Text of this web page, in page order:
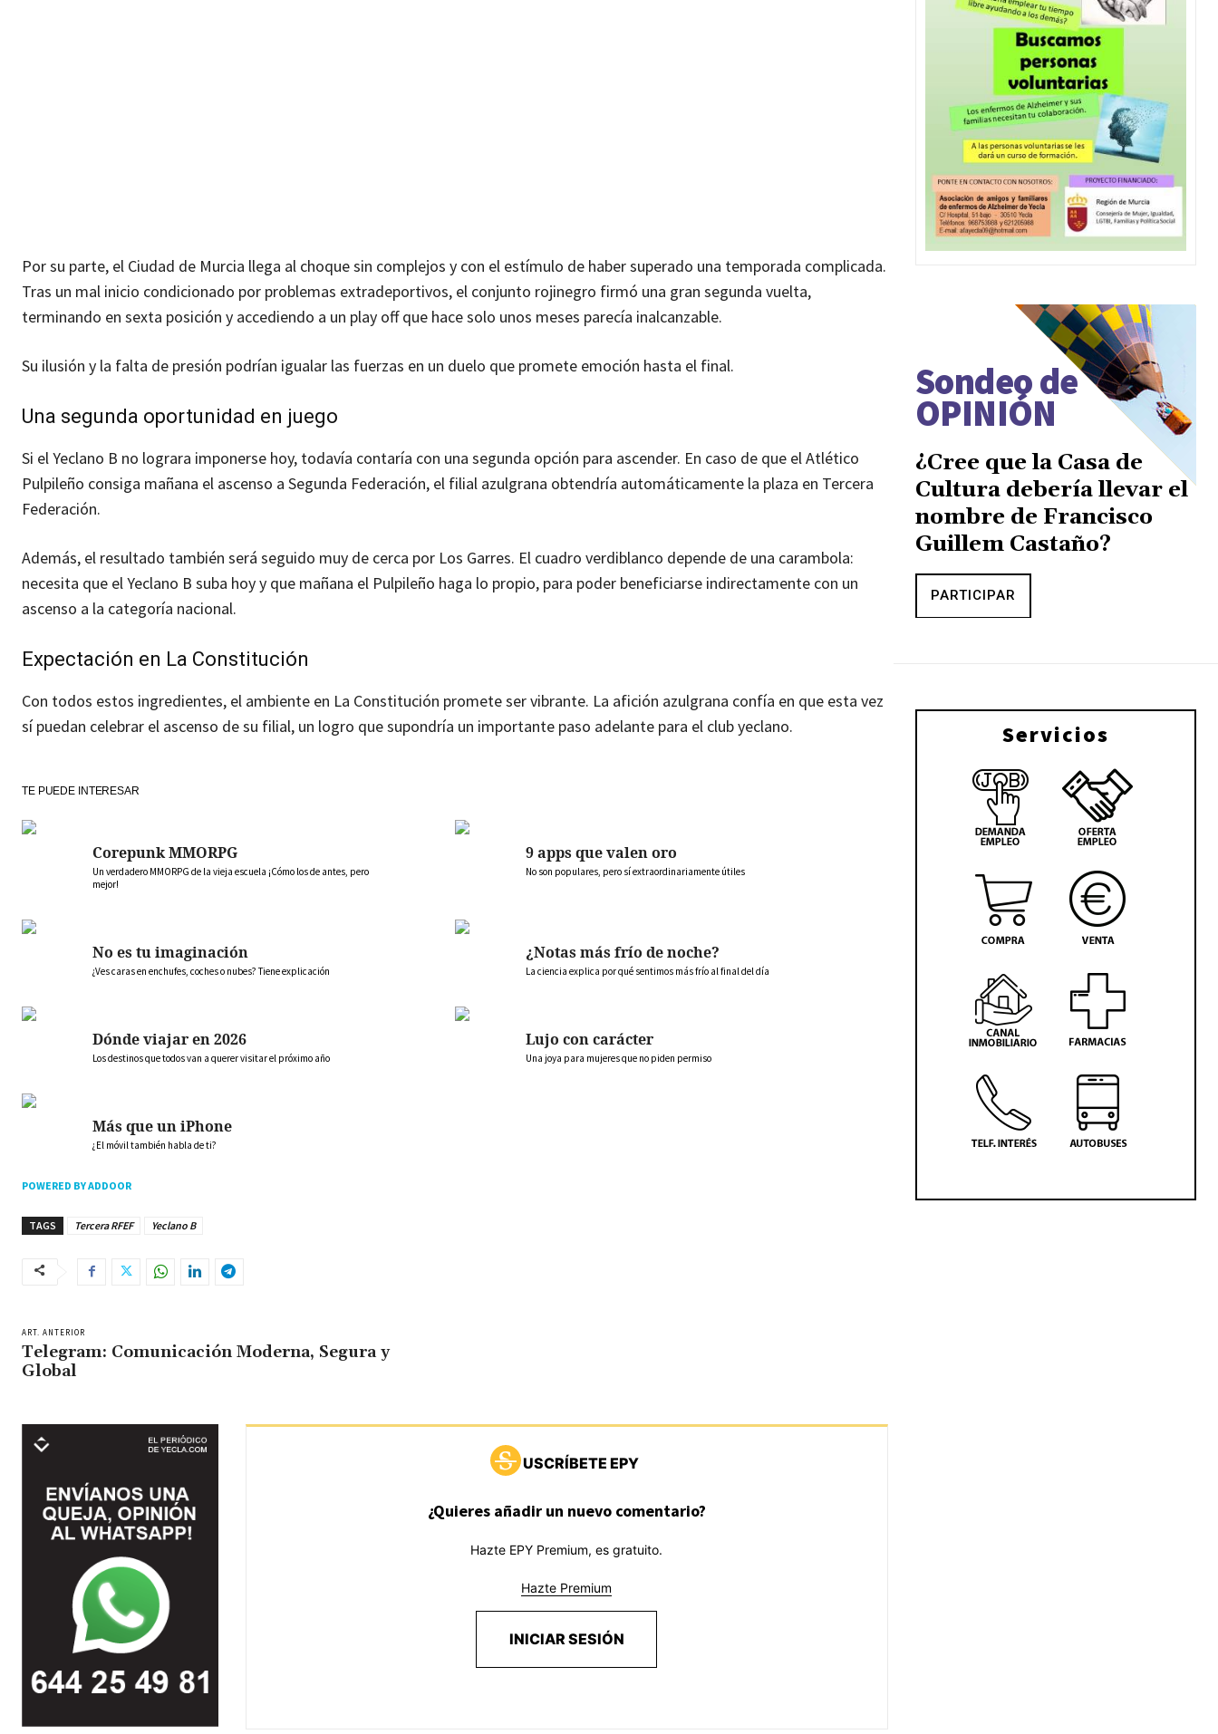
Por su parte, el Ciudad de Murcia llega al choque sin complejos y con el estímulo de haber superado una temporada complicada.
Tras un mal inicio condicionado por problemas extradeportivos, el conjunto rojinegro firmó una gran segunda vuelta,
terminando en sexta posición y accediendo a un play off que hace solo unos meses parecía inalcanzable.
Su ilusión y la falta de presión podrían igualar las fuerzas en un duelo que promete emoción hasta el final.
Una segunda oportunidad en juego
Si el Yeclano B no lograra imponerse hoy, todavía contaría con una segunda opción para ascender. En caso de que el Atlético
Pulpileño consiga mañana el ascenso a Segunda Federación, el filial azulgrana obtendría automáticamente la plaza en Tercera
Federación.
Además, el resultado también será seguido muy de cerca por Los Garres. El cuadro verdiblanco depende de una carambola:
necesita que el Yeclano B suba hoy y que mañana el Pulpileño haga lo propio, para poder beneficiarse indirectamente con un
ascenso a la categoría nacional.
Expectación en La Constitución
Con todos estos ingredientes, el ambiente en La Constitución promete ser vibrante. La afición azulgrana confía en que esta vez
sí puedan celebrar el ascenso de su filial, un logro que supondría un importante paso adelante para el club yeclano.
TE PUEDE INTERESAR
Corepunk MMORPG
Un verdadero MMORPG de la vieja escuela ¡Cómo los de antes, pero
mejor!
9 apps que valen oro
No son populares, pero sí extraordinariamente útiles
No es tu imaginación
¿Ves caras en enchufes, coches o nubes? Tiene explicación
¿Notas más frío de noche?
La ciencia explica por qué sentimos más frío al final del día
Dónde viajar en 2026
Los destinos que todos van a querer visitar el próximo año
Lujo con carácter
Una joya para mujeres que no piden permiso
Más que un iPhone
¿El móvil también habla de ti?
POWERED BY ADDOOR
TAGS Tercera RFEF Yeclano B
ART. ANTERIOR
Telegram: Comunicación Moderna, Segura y
Global
USCRÍBETE EPY
¿Quieres añadir un nuevo comentario?
Hazte EPY Premium, es gratuito.
Hazte Premium
INICIAR SESIÓN
Sondeo de
OPINIÓN
¿Cree que la Casa de
Cultura debería llevar el
nombre de Francisco
Guillem Castaño?
PARTICIPAR
Servicios